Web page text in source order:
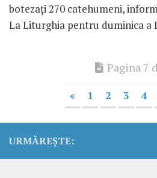
botezaţi 270 catehumeni,
La Liturghia pentru duminica a
Pagina 7
« 1 2 3 4
URMĂREȘTE: